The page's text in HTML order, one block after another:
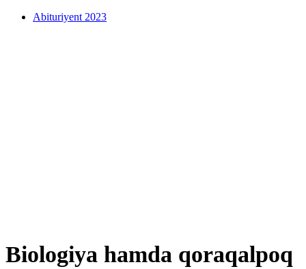
Abituriyent 2023
Biologiya hamda qoraqalpoq